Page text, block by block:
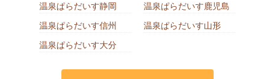
温泉ぱらだいす静岡
温泉ぱらだいす鹿児島
温泉ぱらだいす信州
温泉ぱらだいす山形
温泉ぱらだいす大分